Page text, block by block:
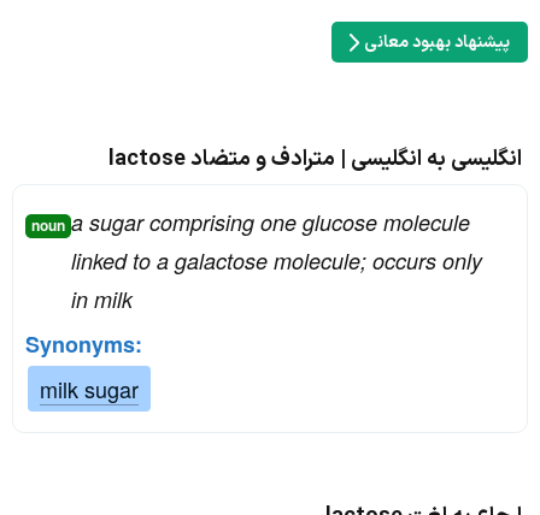
پیشنهاد بهبود معانی
انگلیسی به انگلیسی | مترادف و متضاد lactose
noun a sugar comprising one glucose molecule
linked to a galactose molecule; occurs only
in milk
Synonyms:
milk sugar